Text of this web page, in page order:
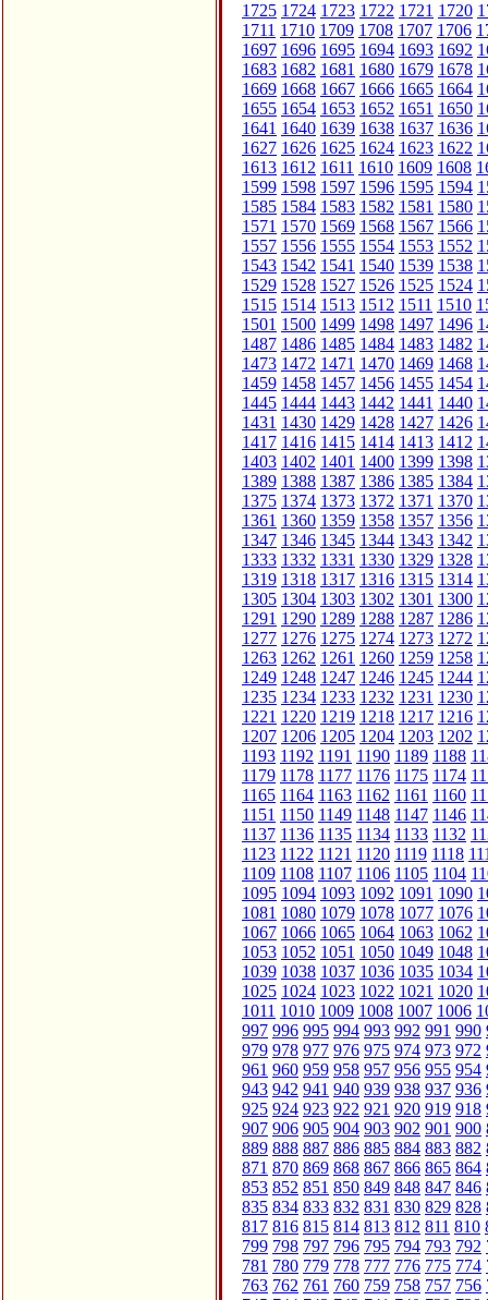
1725 1724 1723 1722 1721 1720
1711 1710 1709 1708 1707 1706
1697 1696 1695 1694 1693 1692
1683 1682 1681 1680 1679 1678
1669 1668 1667 1666 1665 1664
1655 1654 1653 1652 1651 1650
1641 1640 1639 1638 1637 1636
1627 1626 1625 1624 1623 1622
1613 1612 1611 1610 1609 1608
1599 1598 1597 1596 1595 1594
1585 1584 1583 1582 1581 1580
1571 1570 1569 1568 1567 1566
1557 1556 1555 1554 1553 1552
1543 1542 1541 1540 1539 1538
1529 1528 1527 1526 1525 1524
1515 1514 1513 1512 1511 1510
1501 1500 1499 1498 1497 1496
1487 1486 1485 1484 1483 1482
1473 1472 1471 1470 1469 1468
1459 1458 1457 1456 1455 1454
1445 1444 1443 1442 1441 1440
1431 1430 1429 1428 1427 1426
1417 1416 1415 1414 1413 1412
1403 1402 1401 1400 1399 1398
1389 1388 1387 1386 1385 1384
1375 1374 1373 1372 1371 1370
1361 1360 1359 1358 1357 1356
1347 1346 1345 1344 1343 1342
1333 1332 1331 1330 1329 1328
1319 1318 1317 1316 1315 1314
1305 1304 1303 1302 1301 1300
1291 1290 1289 1288 1287 1286
1277 1276 1275 1274 1273 1272
1263 1262 1261 1260 1259 1258
1249 1248 1247 1246 1245 1244
1235 1234 1233 1232 1231 1230
1221 1220 1219 1218 1217 1216
1207 1206 1205 1204 1203 1202
1193 1192 1191 1190 1189 1188
1179 1178 1177 1176 1175 1174
1165 1164 1163 1162 1161 1160
1151 1150 1149 1148 1147 1146
1137 1136 1135 1134 1133 1132
1123 1122 1121 1120 1119 1118
1109 1108 1107 1106 1105 1104
1095 1094 1093 1092 1091 1090
1081 1080 1079 1078 1077 1076
1067 1066 1065 1064 1063 1062
1053 1052 1051 1050 1049 1048
1039 1038 1037 1036 1035 1034
1025 1024 1023 1022 1021 1020
1011 1010 1009 1008 1007 1006
997 996 995 994 993 992 991 990
979 978 977 976 975 974 973 972
961 960 959 958 957 956 955 954
943 942 941 940 939 938 937 936
925 924 923 922 921 920 919 918
907 906 905 904 903 902 901 900
889 888 887 886 885 884 883 882
871 870 869 868 867 866 865 864
853 852 851 850 849 848 847 846
835 834 833 832 831 830 829 828
817 816 815 814 813 812 811 810
799 798 797 796 795 794 793 792
781 780 779 778 777 776 775 774
763 762 761 760 759 758 757 756